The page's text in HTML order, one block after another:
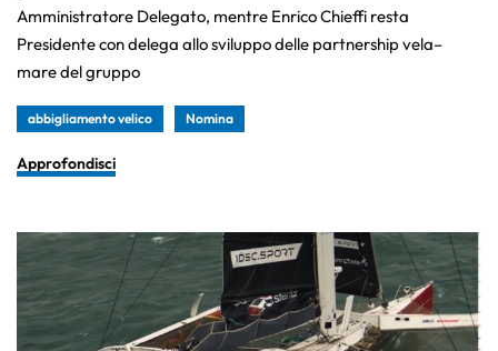
Amministratore Delegato, mentre Enrico Chieffi resta
Presidente con delega allo sviluppo delle partnership vela–
mare del gruppo
abbigliamento velico Nomina
Approfondisci